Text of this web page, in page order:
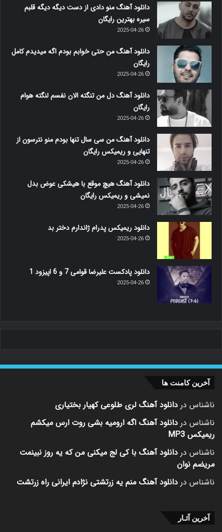
دانلود آهنگ منو دادی از دست دیگه دیگه قلبم
سیره بهترین رایگان
2025-04-26
دانلود آهنگ من حتی خوابم بودم اگه میدیدم کامل
رایگان
2025-04-26
دانلود آهنگ دل من تنگته الان نفسم لنگته هوام
رایگان
2025-04-26
دانلود آهنگ من سی سال تنها بودم منو نترسون از
تنهایی و ریمیکس رایگان
2025-04-26
دانلود آهنگ هیچ موقع با هیشکی عوض بدل
نمیشی و ریمیکس رایگان
2025-04-26
دانلود ریمیکس پدرام ژاندارم دختر بد
2025-04-26
دانلود پادکست علیرضا قوامی 7 و 6 اپیزود 1
2025-04-26
آخرین کامنت ها
ناشناس در دانلود آهنگ لری طلوعی کهیار بختیاری
ناشناس در دانلود آهنگ اگه ارومیه بشی روت ارس میکشم
ریمیکس MP3
ناشناس در دانلود آهنگ با کی لج میکنی من که یه روز نبینمت
مریضم نوان
ناشناس در دانلود آهنگ منم یه زرتشتی نژادم ایرانی راه زرتشت
آخرین آثـار